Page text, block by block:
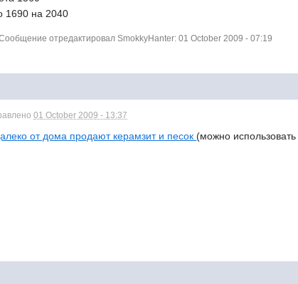
1690 на 2040
отредактировал SmokkyHanter: 01 October 2009 - 07:19
01 October 2009 - 13:37
от дома продают керамзит и песок (можно